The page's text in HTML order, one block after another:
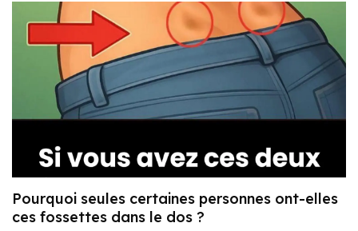
Pourquoi seules certaines personnes ont-elles
ces fossettes dans le dos ?